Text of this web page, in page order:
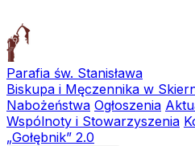
Parafia św. Stanisława
Biskupa i Męczennika w
Nabożeństwa Ogłoszenia
Wspólnoty i Stowarzyszenia
„Gołębnik” 2.0